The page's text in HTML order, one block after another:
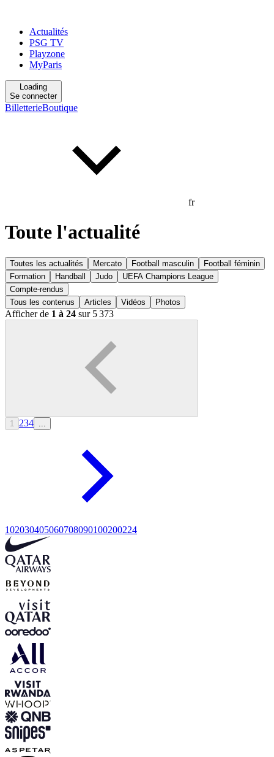
Actualités
PSG TV
Playzone
MyParis
Loading
Se connecter
BilletterieBoutique
fr
Toute l'actualité
Toutes les actualités Mercato Football masculin
Football féminin
Formation
Handball Judo
UEFA Champions League
Compte-rendus
Tous les contenus
Articles Vidéos Photos
Afficher de 1 à 24 sur 5 373
1 234
102030405060708090100200224